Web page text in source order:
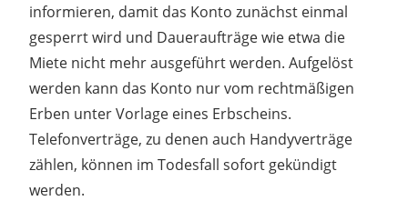
informieren, damit das Konto zunächst einmal
gesperrt wird und Daueraufträge wie etwa die
Miete nicht mehr ausgeführt werden. Aufgelöst
werden kann das Konto nur vom rechtmäßigen
Erben unter Vorlage eines Erbscheins.
Telefonverträge, zu denen auch Handyverträge
zählen, können im Todesfall sofort gekündigt
werden.